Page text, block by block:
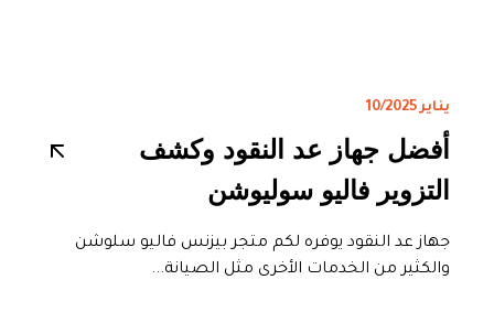
يناير 10/2025
أفضل جهاز عد النقود وكشف
التزوير فاليو سوليوشن
جهاز عد النقود يوفره لكم متجر بيزنس فاليو سلوشن
والكثير من الخدمات الأخرى مثل الصيانة...